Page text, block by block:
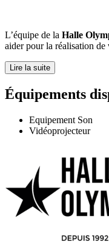
L’équipe de la Halle
aider pour la réalisation de
Lire la suite
Équipements
Equipement Son
Vidéoprojecteur